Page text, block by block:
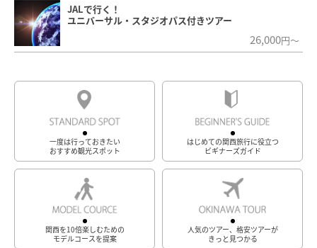
JALで行く！
ユニバーサル・スタジオパス付きツアー
26,000円～
一度は行っておきたい
おすすめ観光スポット
はじめての関西旅行に役立つ
ビギナーズガイド
関西を10倍楽しむための
モデルコースを提案
人気のツアー、格安ツアーが
きっと見つかる